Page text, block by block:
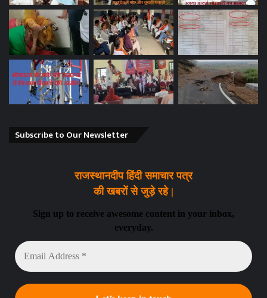
Subscribe to Our Newsletter
राजस्थानदीप हिंदी समाचार पत्र
की खबरों से जुड़े रहे |
Sign up to receive awesome content in your inbox,
everyday.
Email
Address
*